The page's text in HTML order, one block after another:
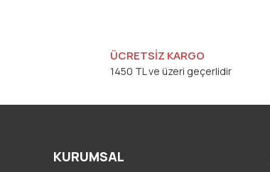
ÜCRETSİZ KARGO
1450 TL ve üzeri geçerlidir
KURUMSAL